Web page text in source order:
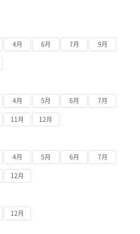
4月 6月 7月 9月
4月 5月 6月 7月
11月 12月
4月 5月 6月 7月
12月
12月